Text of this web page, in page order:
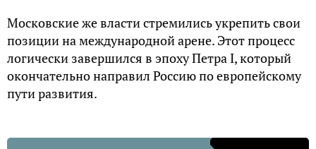
Московские же власти стремились укрепить свои
позиции на международной арене. Этот процесс
логически завершился в эпоху Петра I, который
окончательно направил Россию по европейскому
пути развития.